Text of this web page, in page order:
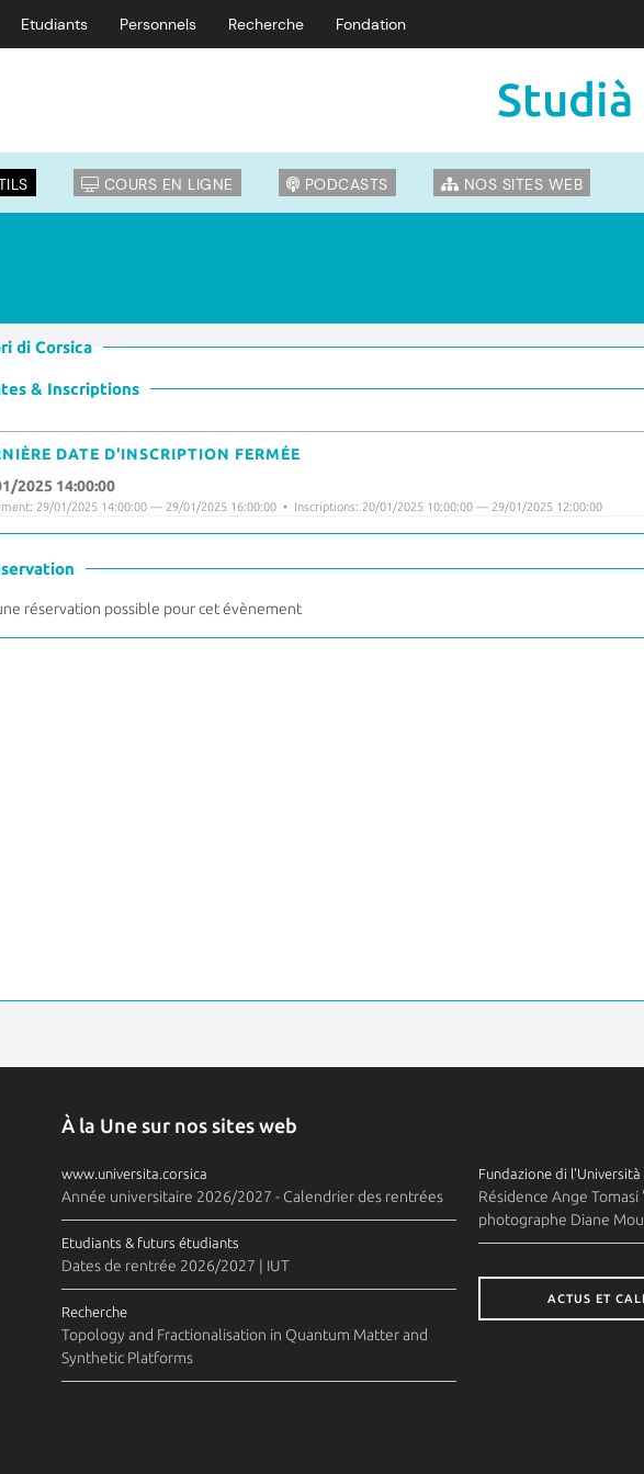
Etudiants Personnels Recherche Fondation
Studià |
COURS EN LIGNE PODCASTS NOS SITES WEB
di Corsica
& Inscriptions
DATE D'INSCRIPTION FERMÉE
2025 14:00:00
29/01/2025 14:00:00 — 29/01/2025 16:00:00 • Inscriptions: 20/01/2025 10:00:00 — 29/01/2025 12:00:00
réservation possible pour cet évènement
À la Une sur nos sites web
www.universita.corsica
Année universitaire 2026/2027 - Calendrier des rentrées
Etudiants & futurs étudiants
Dates de rentrée 2026/2027 | IUT
Recherche
Topology and Fractionalisation in Quantum Matter and
Synthetic Platforms
Fundazione di l'Università
Résidence Ange
photographe Diane
ACTUS ET